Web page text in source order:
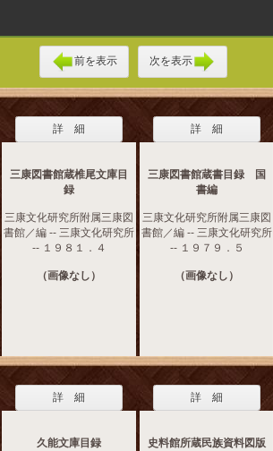
前を表示 次を表示
詳 細
三康図書館蔵椎尾文庫目
録
三康文化研究所附属三康図
書館／編 -- 三康文化研究所
-- １９８１．４
（画像なし）
詳 細
三康図書館蔵書目録 国
書編
三康文化研究所附属三康図
書館／編 -- 三康文化研究所
-- １９７９．５
（画像なし）
詳 細
久能文庫目録
詳 細
史料館所蔵民族資料図版